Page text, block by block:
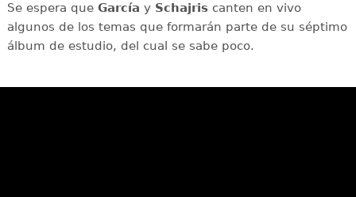
Se espera que García y Schajriscanten en vivo
algunos de los temas que formarán parte de su séptimo
álbum de estudio, del cual se sabe poco.